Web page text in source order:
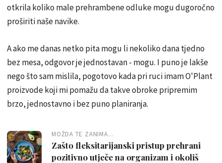
otkrila koliko male prehrambene odluke mogu dugoročno
proširiti naše navike.
A ako me danas netko pita mogu li nekoliko dana tjedno
bez mesa, odgovor je jednostavan - mogu. I puno je lakše
nego što sam mislila, pogotovo kada pri ruci imam O'Plant
proizvode koji mi pomažu da takve obroke pripremim
brzo, jednostavno i bez puno planiranja.
MOŽDA TE ZANIMA...
Zašto fleksitarijanski pristup prehrani
pozitivno utječe na organizam i okoliš